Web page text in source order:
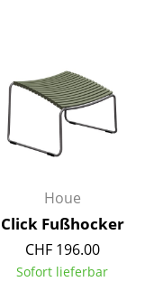
Houe
Click Fußhocker
CHF 196.00
Sofort lieferbar